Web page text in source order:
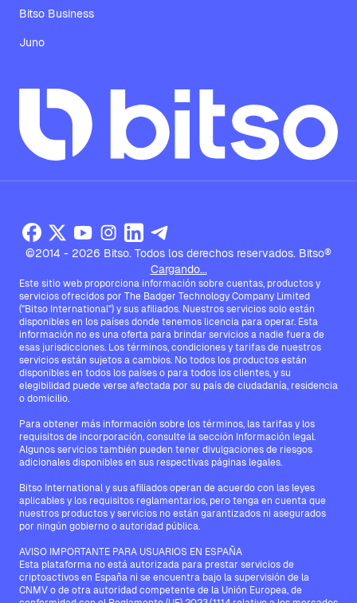
Bitso Business
Juno
©2014 - 2026 Bitso. Todos los derechos reservados. Bitso®
Cargando...
Este sitio web proporciona información sobre cuentas, productos y
servicios ofrecidos por The Badger Technology Company Limited
("Bitso International") y sus afiliados. Nuestros servicios solo están
disponibles en los países donde tenemos licencia para operar. Esta
información no es una oferta para brindar servicios a nadie fuera de
esas jurisdicciones. Los términos, condiciones y tarifas de nuestros
servicios están sujetos a cambios. No todos los productos están
disponibles en todos los países o para todos los clientes, y su
elegibilidad puede verse afectada por su país de ciudadanía, residencia
o domicilio.
Para obtener más información sobre los términos, las tarifas y los
requisitos de incorporación, consulte la sección Información legal.
Algunos servicios también pueden tener divulgaciones de riesgos
adicionales disponibles en sus respectivas páginas legales.
Bitso International y sus afiliados operan de acuerdo con las leyes
aplicables y los requisitos reglamentarios, pero tenga en cuenta que
nuestros productos y servicios no están garantizados ni asegurados
por ningún gobierno o autoridad pública.
AVISO IMPORTANTE PARA USUARIOS EN ESPAÑA
Esta plataforma no está autorizada para prestar servicios de
criptoactivos en España ni se encuentra bajo la supervisión de la
CNMV o de otra autoridad competente de la Unión Europea, de